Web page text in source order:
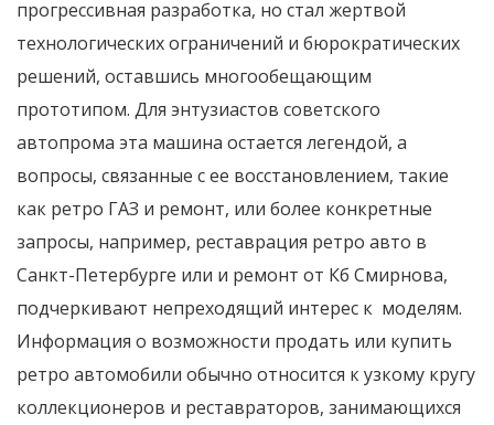
прогрессивная разработка, но стал жертвой
технологических ограничений и бюрократических
решений, оставшись многообещающим
прототипом. Для энтузиастов советского
автопрома эта машина остается легендой, а
вопросы, связанные с ее восстановлением, такие
как ретро ГАЗ и ремонт, или более конкретные
запросы, например, реставрация ретро авто в
Санкт-Петербурге или и ремонт от Кб Смирнова,
подчеркивают непреходящий интерес к моделям.
Информация о возможности продать или купить
ретро автомобили обычно относится к узкому кругу
коллекционеров и реставраторов, занимающихся